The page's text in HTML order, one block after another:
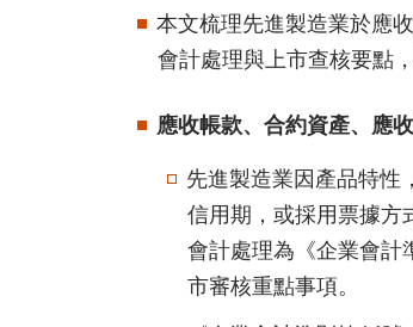
本文梳理先進製造業於應
會計處理與上市查核要點
應收帳款、合約資產、應
先進製造業因產品特性
信用期，或採用票據方
會計處理為《企業會
市審核重點事項。